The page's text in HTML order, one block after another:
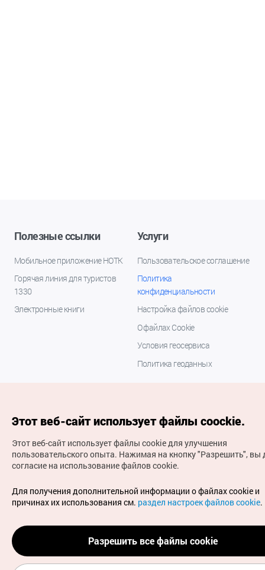
Полезные ссылки
Мобильное приложение НОТК
Горячая линия для туристов
1330
Электронные книги
Услуги
Пользовательское соглашение
Политика
конфиденциальности
Настройка файлов cookie
О файлах Cookie
Условия геосервиса
Политика геоданных
(с) Национальная организация туризма Кореи Все
права защищены
Для извещения об ошибках и проблемах, связанных с
работой веб-сайта, направляйте ваши запросы на
официальный адрес электронной почты
russian@knto.or.kr
Этот веб-сайт использует файлы coockie.
Этот веб-сайт использует файлы cookie для улучшения
пользовательского опыта. Нажимая на кнопку "Разрешить", вы
согласие на использование файлов cookie.
Для получения дополнительной информации о файлах cookie и
причинах их использования см. раздел настроек файлов cookie.
Разрешить все файлы cookie